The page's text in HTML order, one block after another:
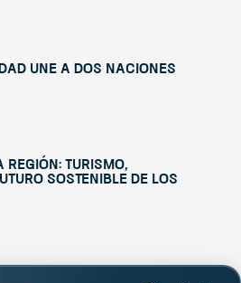
une a dos naciones
región: turismo,
sostenible de Los